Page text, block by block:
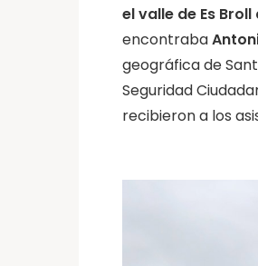
el valle de Es
encontraba
geográfica de
Seguridad
recibieron a los